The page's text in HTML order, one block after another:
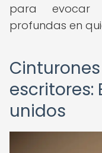
para evocar
profundas en
escritores:
unidos